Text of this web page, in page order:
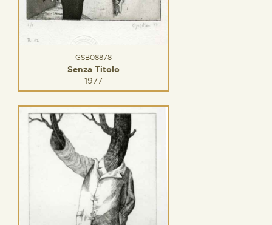
GSB08878
Senza Titolo
1977